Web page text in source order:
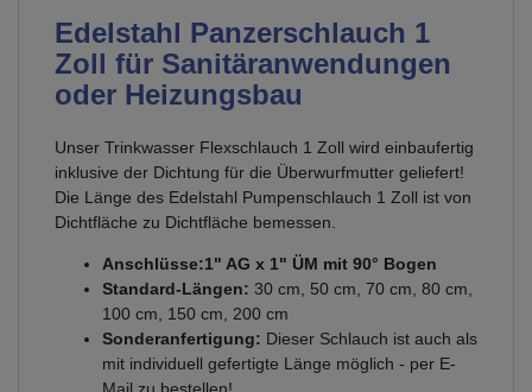
Edelstahl Panzerschlauch 1
Zoll für Sanitäranwendungen
oder Heizungsbau
Unser Trinkwasser Flexschlauch 1 Zoll wird einbaufertig
inklusive der Dichtung für die Überwurfmutter geliefert!
Die Länge des Edelstahl Pumpenschlauch 1 Zoll ist von
Dichtfläche zu Dichtfläche bemessen.
Anschlüsse:1" AG x 1" ÜM mit 90° Bogen
Standard-Längen: 30 cm, 50 cm, 70 cm, 80 cm,
100 cm, 150 cm, 200 cm
Sonderanfertigung: Dieser Schlauch ist auch als
mit individuell gefertigte Länge möglich - per E-